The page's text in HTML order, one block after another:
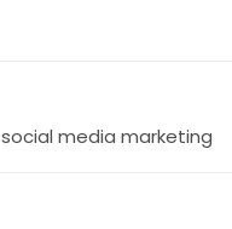
social media marketing